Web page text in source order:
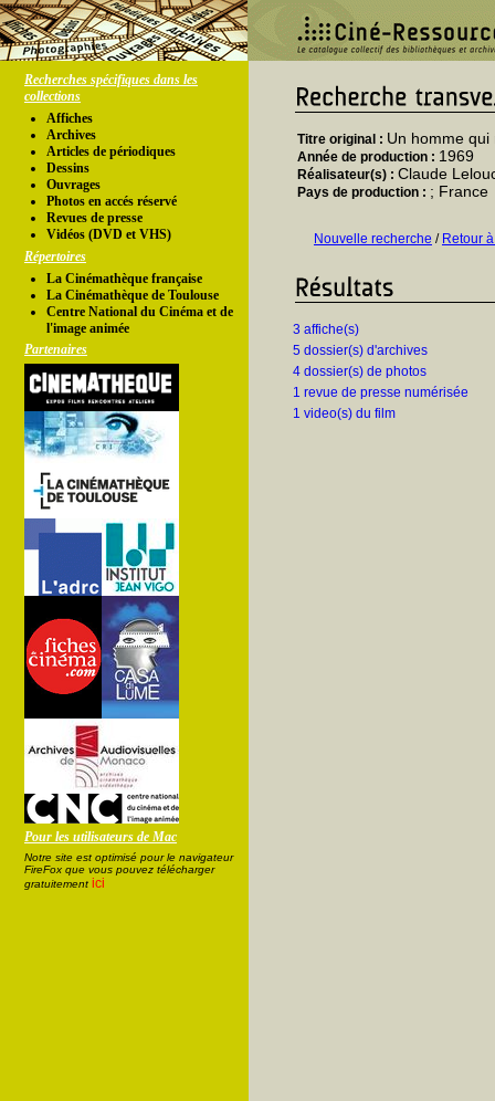
Recherches spécifiques dans les
collections
Affiches
Archives
Articles de périodiques
Dessins
Ouvrages
Photos en accés réservé
Revues de presse
Vidéos (DVD et VHS)
Répertoires
La Cinémathèque française
La Cinémathèque de Toulouse
Centre National du Cinéma et de
l'image animée
Partenaires
Pour les utilisateurs de Mac
Notre site est optimisé pour le navigateur
FireFox que vous pouvez télécharger
gratuitement ici
Titre original : Un homme qui
Année de production : 1969
Réalisateur(s) : Claude
Pays de production : ; France
Nouvelle recherche / Retour
3 affiche(s)
5 dossier(s) d'archives
4 dossier(s) de photos
1 revue de presse numérisée
1 video(s) du film